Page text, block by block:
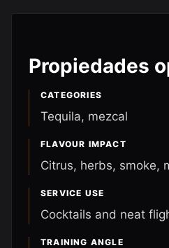
Propiedades
CATEGORIES
Tequila, mezcal
FLAVOUR IMPACT
Citrus, herbs, smoke,
SERVICE USE
Cocktails and neat
TRAINING ANGLE